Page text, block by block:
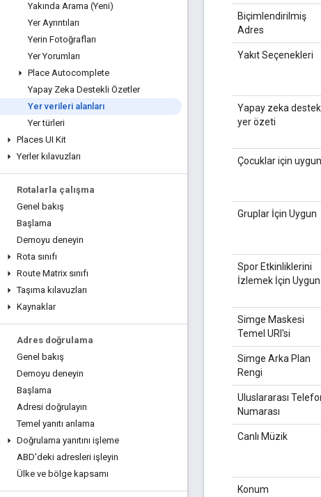
Yakında Arama (Yeni)
Yer Ayrıntıları
Yerin Fotoğrafları
Yer Yorumları
Place Autocomplete
Yapay Zeka Destekli Özetler
Yer verileri alanları
Yer türleri
Places UI Kit
Yerler kılavuzları
Rotalarla çalışma
Genel bakış
Başlama
Demoyu deneyin
Rota sınıfı
Route Matrix sınıfı
Taşıma kılavuzları
Kaynaklar
Adres doğrulama
Genel bakış
Demoyu deneyin
Başlama
Adresi doğrulayın
Temel yanıtı anlama
Doğrulama yanıtını işleme
ABD'deki adresleri işleyin
Ülke ve bölge kapsamı
Biçimlendirilmiş
Adres
Yakıt Seçenekleri
Yapay zeka
yer özeti
Çocuklar için uygun
Gruplar İçin Uygun
Spor Etkinliklerini
İzlemek İçin Uygun
Simge Maskesi
Temel URI'si
Simge Arka Plan
Rengi
Uluslararası
Numarası
Canlı Müzik
Konum